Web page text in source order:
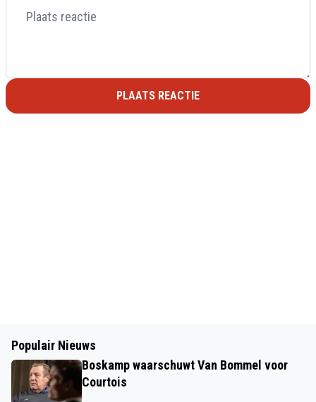
PLAATS REACTIE
Populair Nieuws
Boskamp waarschuwt Van Bommel voor
Courtois